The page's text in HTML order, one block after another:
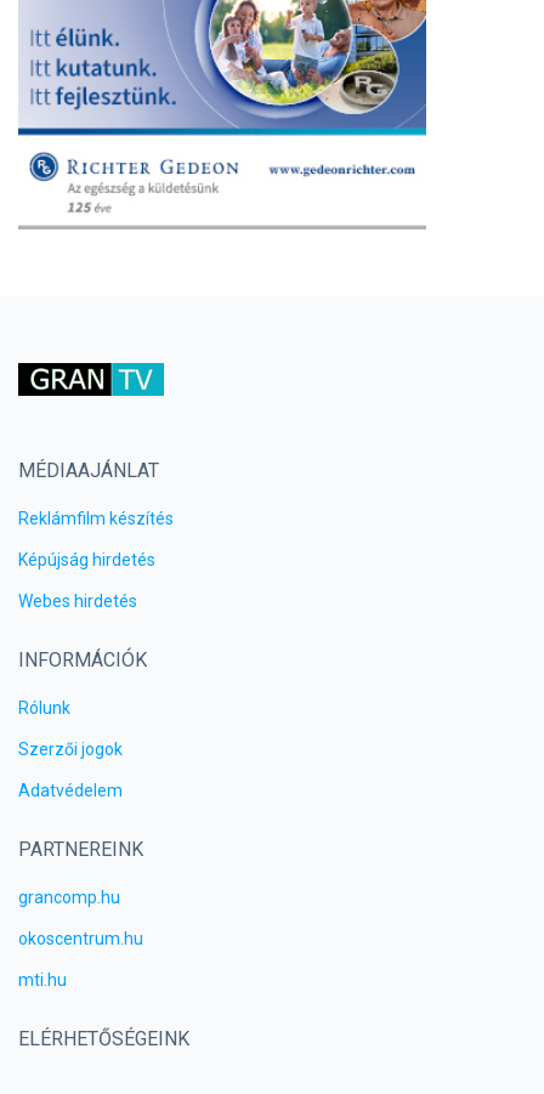
MÉDIAAJÁNLAT
Reklámfilm készítés
Képújság hirdetés
Webes hirdetés
INFORMÁCIÓK
Rólunk
Szerzői jogok
Adatvédelem
PARTNEREINK
grancomp.hu
okoscentrum.hu
mti.hu
ELÉRHETŐSÉGEINK